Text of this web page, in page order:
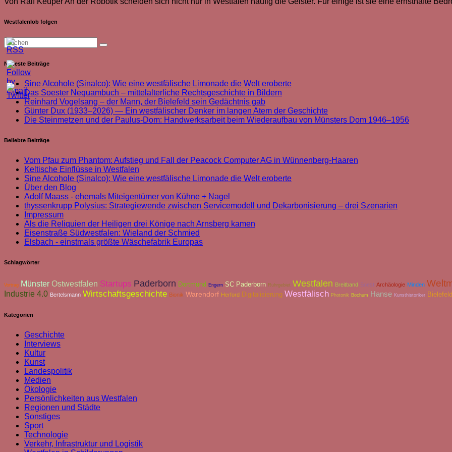
Westfalenlob folgen
Neueste Beiträge
Sine Alcohole (Sinalco): Wie eine westfälische Limonade die Welt eroberte
Das Soester Nequambuch – mittelalterliche Rechtsgeschichte in Bildern
Reinhard Vogelsang – der Mann, der Bielefeld sein Gedächtnis gab
Günter Dux (1933–2026) — Ein westfälischer Denker im langen Atem der Geschichte
Die Steinmetzen und der Paulus-Dom: Handwerksarbeit beim Wiederaufbau von Münsters Dom 1946–1956
Beliebte Beiträge
Vom Pfau zum Phantom: Aufstieg und Fall der Peacock Computer AG in Wünnenberg-Haaren
Keltische Einflüsse in Westfalen
Sine Alcohole (Sinalco): Wie eine westfälische Limonade die Welt eroberte
Über den Blog
Adolf Maass - ehemals Miteigentümer von Kühne + Nagel
thyssenkrupp Polysius: Strategiewende zwischen Servicemodell und Dekarbonisierung – drei Szenarien
Impressum
Als die Reliquien der Heiligen drei Könige nach Arnsberg kamen
Eisenstraße Südwestfalen: Wieland der Schmied
Elsbach - einstmals größte Wäschefabrik Europas
Schlagwörter
Vortrag Münster Ostwestfalen Startups Paderborn Dortmund Engern SC Paderborn Ruhrgebiet Westfalen Breitband Soest Archäologie Minden
Industrie 4.0 Bertelsmann Wirtschaftsgeschichte Bionik Warendorf Herford Digitalisierung Westfälisch Photonik Bochum Hanse Kunsthistoriker Bielefeld
Kategorien
Geschichte
Interviews
Kultur
Kunst
Landespolitik
Medien
Ökologie
Persönlichkeiten aus Westfalen
Regionen und Städte
Sonstiges
Sport
Technologie
Verkehr, Infrastruktur und Logistik